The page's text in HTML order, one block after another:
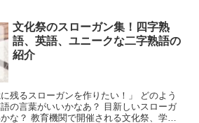
文化祭のスローガン集！四字熟
語、英語、ユニークな二字熟語の
紹介
残るスローガンを作りたい！」 どのよう
の言葉がいいかなあ？ 目新しいスローガ
な？ 教育機関で開催される文化祭、学園